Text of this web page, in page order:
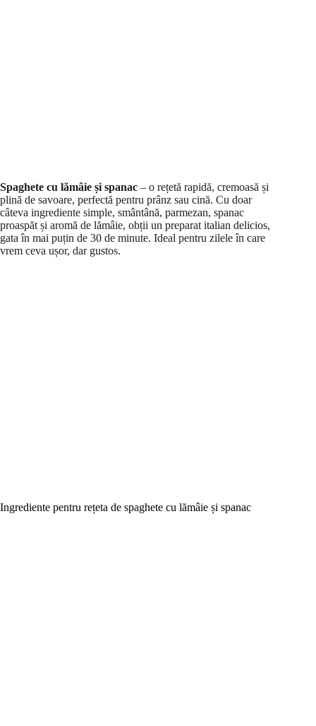
Spaghete cu lămâie și spanac – o rețetă rapidă, cremoasă și
plină de savoare, perfectă pentru prânz sau cină. Cu doar
câteva ingrediente simple, smântână, parmezan, spanac
proaspăt și aromă de lămâie, obții un preparat italian delicios,
gata în mai puțin de 30 de minute. Ideal pentru zilele în care
vrem ceva ușor, dar gustos.
Ingrediente pentru rețeta de spaghete cu lămâie și spanac